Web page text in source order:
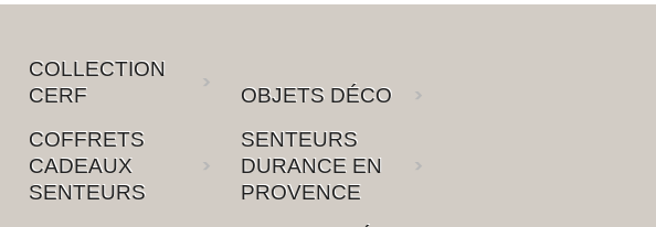
COLLECTION
CERF
OBJETS DÉCO
COFFRETS
CADEAUX
SENTEURS
SENTEURS
DURANCE EN
PROVENCE